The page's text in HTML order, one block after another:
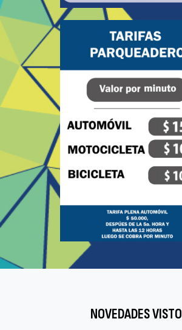
NOVEDADES VISTO